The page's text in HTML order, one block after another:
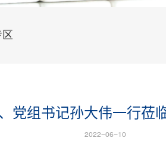
党组书记孙大伟一行莅
2022-06-10